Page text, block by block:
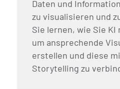
Daten und
zu visualisieren und
Sie lernen, wie Sie KI
um ansprechende
erstellen und diese
Storytelling zu